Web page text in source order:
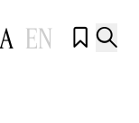
EN  